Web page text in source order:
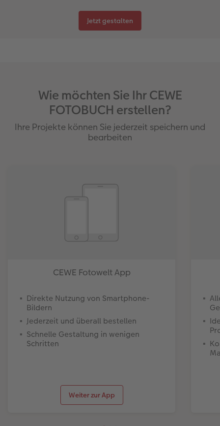
Jetzt gestalten
Wie möchten Sie Ihr CEWE
FOTOBUCH erstellen?
Ihre Projekte können Sie jederzeit speichern und
bearbeiten
CEWE Fotowelt App
Direkte Nutzung von Smartphone-
Bildern
Jederzeit und überall bestellen
Schnelle Gestaltung in wenigen
Schritten
Weiter zur App